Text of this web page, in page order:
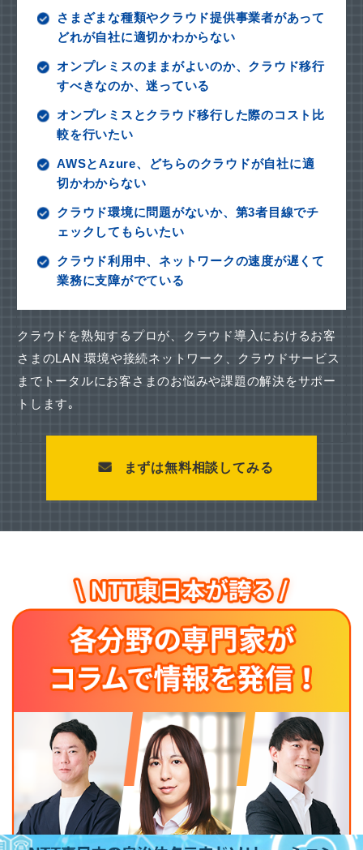
さまざまな種類やクラウド提供事業者があって
どれが自社に適切かわからない
オンプレミスのままがよいのか、クラウド移行
すべきなのか、迷っている
オンプレミスとクラウド移行した際のコスト比
較を行いたい
AWSとAzure、どちらのクラウドが自社に適
切かわからない
クラウド環境に問題がないか、第3者目線でチ
ェックしてもらいたい
クラウド利用中、ネットワークの速度が遅くて
業務に支障がでている
クラウドを熟知するプロが、クラウド導入におけるお客
さまのLAN 環境や接続ネットワーク、
クラウドサービス
までトータルにお客さまのお悩みや課題の解決をサポー
トします｡
まずは無料相談してみる